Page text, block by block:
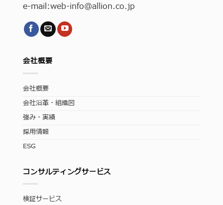
e-mail:web-info@allion.co.jp
会社概要
会社概要
会社沿革・組織図
強み・実績
採用情報
ESG
コンサルティングサービス
検証サービス